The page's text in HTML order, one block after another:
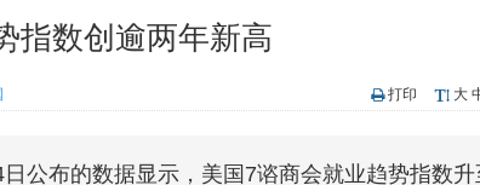
济安金信：中国基金市场数据分析周报（
【新华财经调查】同业存单、结构性存
央行公开市场净投放300亿元 短端资金
指数创逾两年新高
打印 大
公布的数据显示，美国7谘商会就业趋势指数升